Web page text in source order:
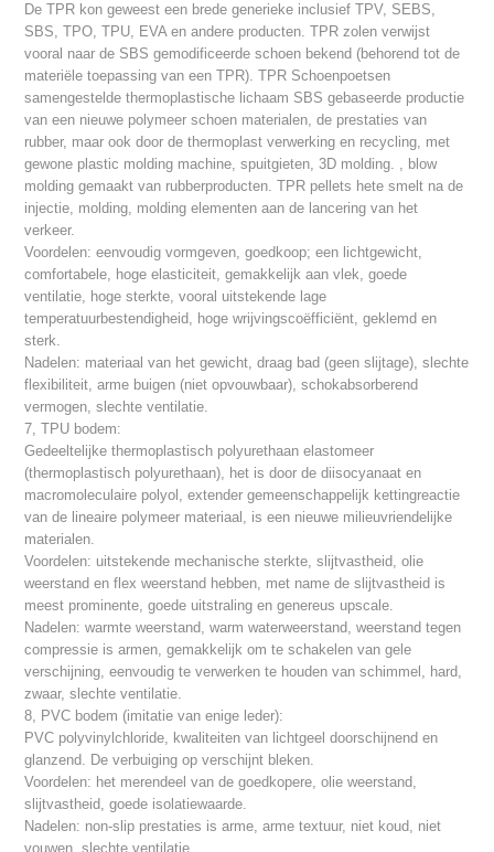
De TPR kon geweest een brede generieke inclusief TPV, SEBS,
SBS, TPO, TPU, EVA en andere producten. TPR zolen verwijst
vooral naar de SBS gemodificeerde schoen bekend (behorend tot de
materiële toepassing van een TPR). TPR Schoenpoetsen
samengestelde thermoplastische lichaam SBS gebaseerde productie
van een nieuwe polymeer schoen materialen, de prestaties van
rubber, maar ook door de thermoplast verwerking en recycling, met
gewone plastic molding machine, spuitgieten, 3D molding. , blow
molding gemaakt van rubberproducten. TPR pellets hete smelt na de
injectie, molding, molding elementen aan de lancering van het
verkeer.
Voordelen: eenvoudig vormgeven, goedkoop; een lichtgewicht,
comfortabele, hoge elasticiteit, gemakkelijk aan vlek, goede
ventilatie, hoge sterkte, vooral uitstekende lage
temperatuurbestendigheid, hoge wrijvingscoëfficiënt, geklemd en
sterk.
Nadelen: materiaal van het gewicht, draag bad (geen slijtage), slechte
flexibiliteit, arme buigen (niet opvouwbaar), schokabsorberend
vermogen, slechte ventilatie.
7, TPU bodem:
Gedeeltelijke thermoplastisch polyurethaan elastomeer
(thermoplastisch polyurethaan), het is door de diisocyanaat en
macromoleculaire polyol, extender gemeenschappelijk kettingreactie
van de lineaire polymeer materiaal, is een nieuwe milieuvriendelijke
materialen.
Voordelen: uitstekende mechanische sterkte, slijtvastheid, olie
weerstand en flex weerstand hebben, met name de slijtvastheid is
meest prominente, goede uitstraling en genereus upscale.
Nadelen: warmte weerstand, warm waterweerstand, weerstand tegen
compressie is armen, gemakkelijk om te schakelen van gele
verschijning, eenvoudig te verwerken te houden van schimmel, hard,
zwaar, slechte ventilatie.
8, PVC bodem (imitatie van enige leder):
PVC polyvinylchloride, kwaliteiten van lichtgeel doorschijnend en
glanzend. De verbuiging op verschijnt bleken.
Voordelen: het merendeel van de goedkopere, olie weerstand,
slijtvastheid, goede isolatiewaarde.
Nadelen: non-slip prestaties is arme, arme textuur, niet koud, niet
vouwen, slechte ventilatie.